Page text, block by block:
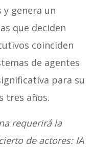
genera un
que deciden
coinciden
de agentes
para su
tres años.
requerirá la
de actores: IA